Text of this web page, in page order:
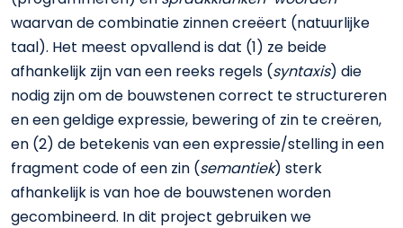
waarvan de combinatie zinnen creëert (natuurlijke
taal). Het meest opvallend is dat (1) ze beide
afhankelijk zijn van een reeks regels (syntaxis) die
nodig zijn om de bouwstenen correct te structureren
en een geldige expressie, bewering of zin te creëren,
en (2) de betekenis van een expressie/stelling in een
fragment code of een zin (semantiek) sterk
afhankelijk is van hoe de bouwstenen worden
gecombineerd. In dit project gebruiken we